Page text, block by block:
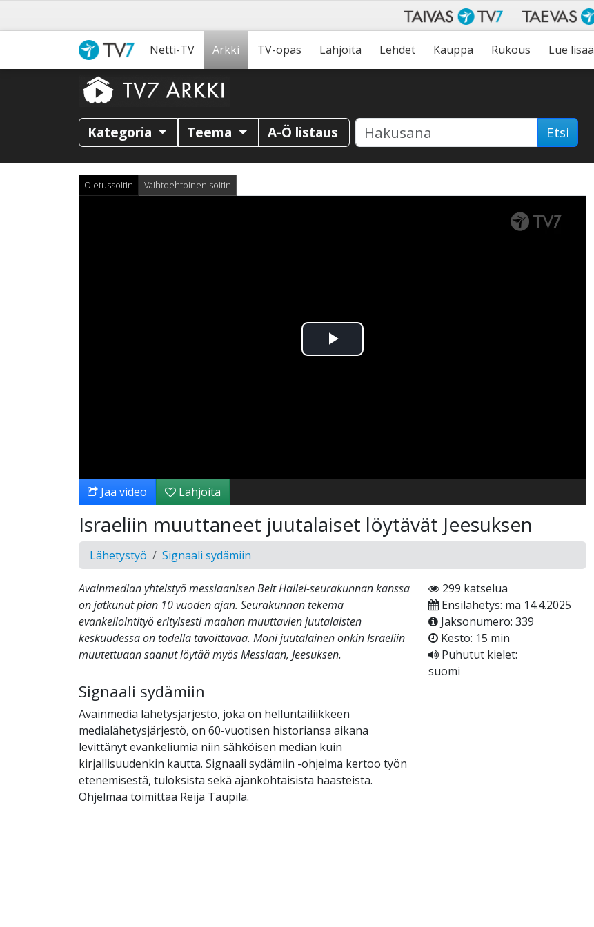
Netti-TV Arkki TV-opas Lahjoita Lehdet Kauppa Rukous Lue lisää
Kategoria Teema A-Ö listaus Etsi
Oletussoitin Vaihtoehtoinen soitin
Toista
Jaa video Lahjoita
Israeliin muuttaneet juutalaiset löytävät Jeesuksen
Lähetystyö Signaali sydämiin
Avainmedian yhteistyö messiaanisen Beit Hallel-seurakunnan kanssa
on jatkunut pian 10 vuoden ajan. Seurakunnan tekemä
evankeliointityö erityisesti maahan muuttavien juutalaisten
keskuudessa on todella tavoittavaa. Moni juutalainen onkin Israeliin
muutettuaan saanut löytää myös Messiaan, Jeesuksen.
Signaali sydämiin
Avainmedia lähetysjärjestö, joka on helluntailiikkeen
medialähetysjärjestö, on 60-vuotisen historiansa aikana
levittänyt evankeliumia niin sähköisen median kuin
kirjallisuudenkin kautta. Signaali sydämiin -ohjelma kertoo työn
etenemisestä, tuloksista sekä ajankohtaisista haasteista.
Ohjelmaa toimittaa Reija Taupila.
299 katselua
Ensilähetys: ma 14.4.2025
Jaksonumero: 339
Kesto: 15 min
Puhutut kielet:
suomi